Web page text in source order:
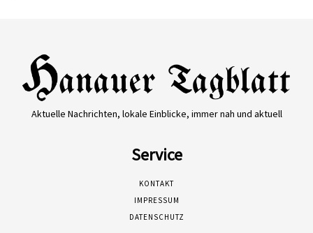
Aktuelle Nachrichten, lokale Einblicke, immer nah und aktuell
Service
KONTAKT
IMPRESSUM
DATENSCHUTZ